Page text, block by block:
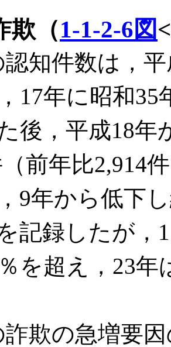
欺（1-1-2-6図
知件数は，
17年に昭和
後，平成18年
前年比2,914
9年から低下
記録したが，
を超え，23年
詐欺の急増要